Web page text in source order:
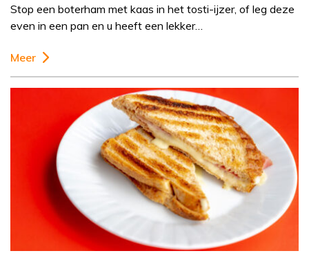
Stop een boterham met kaas in het tosti-ijzer, of leg deze
even in een pan en u heeft een lekker…
Meer